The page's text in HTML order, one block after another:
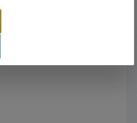
Stereo Cinch 3,5mm Klinke